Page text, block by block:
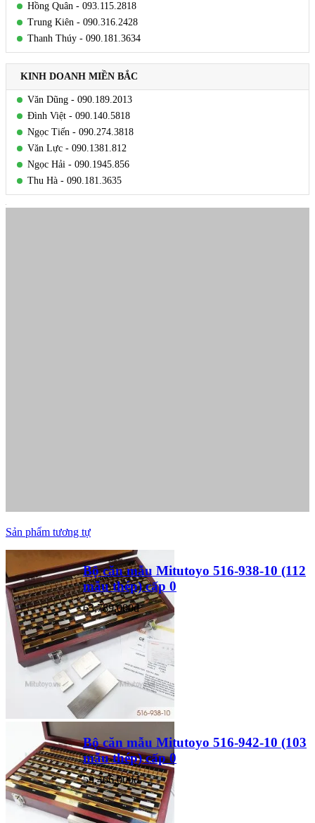
Hồng Quân - 093.115.2818
Trung Kiên - 090.316.2428
Thanh Thúy - 090.181.3634
KINH DOANH MIỀN BẮC
Văn Dũng - 090.189.2013
Đình Việt - 090.140.5818
Ngọc Tiến - 090.274.3818
Văn Lực - 090.1381.812
Ngọc Hải - 090.1945.856
Thu Hà - 090.181.3635
Sản phẩm tương tự
Bộ căn mẫu Mitutoyo 516-938-10 (112
mẫu thép) cấp 0
63,789,000đ
Bộ căn mẫu Mitutoyo 516-942-10 (103
mẫu thép) cấp 0
59,466,000đ